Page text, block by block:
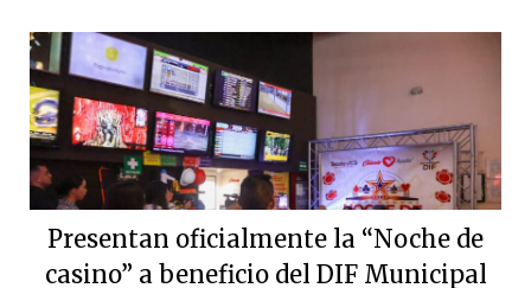
Presentan oficialmente la “Noche de
casino” a beneficio del DIF Municipal